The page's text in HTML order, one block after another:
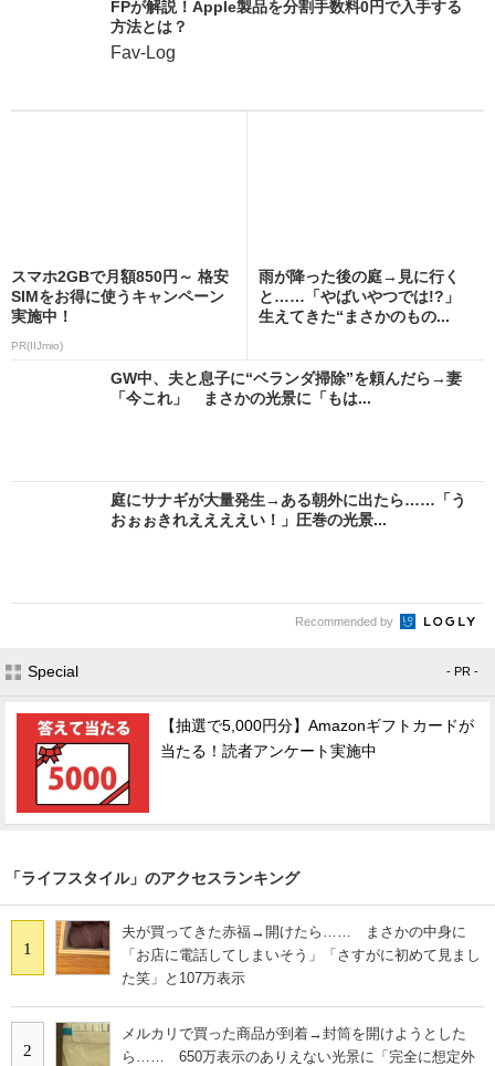
FPが解説！Apple製品を分割手数料0円で入手する
方法とは？
Fav-Log
スマホ2GBで月額850円～ 格安
SIMをお得に使うキャンペーン
実施中！
PR(IIJmio)
雨が降った後の庭→見に行く
と……「やばいやつでは!?」
生えてきた“まさかのもの...
GW中、夫と息子に“ベランダ掃除”を頼んだら→妻
「今これ」 まさかの光景に「もは...
庭にサナギが大量発生→ある朝外に出たら……「う
おぉぉきれええええい！」圧巻の光景...
Recommended by
Special - PR -
【抽選で5,000円分】Amazonギフトカードが
当たる！読者アンケート実施中
「ライフスタイル」のアクセスランキング
1
夫が買ってきた赤福→開けたら…… まさかの中身に
「お店に電話してしまいそう」「さすがに初めて見まし
た笑」と107万表示
2
メルカリで買った商品が到着→封筒を開けようとした
ら…… 650万表示のありえない光景に「完全に想定外